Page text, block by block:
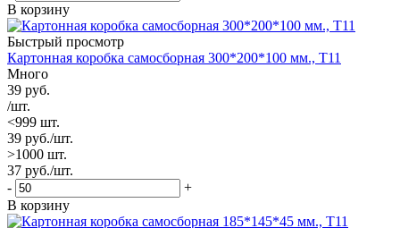
В корзину
Быстрый просмотр
Картонная коробка самосборная 300*200*100 мм., Т11
Много
39 руб.
/шт.
<999 шт.
39 руб./шт.
>1000 шт.
37 руб./шт.
-
+
В корзину